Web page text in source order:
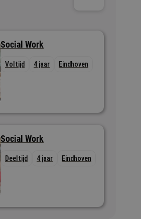
Social Work
Voltijd 4 jaar Eindhoven
Social Work
Deeltijd 4 jaar Eindhoven